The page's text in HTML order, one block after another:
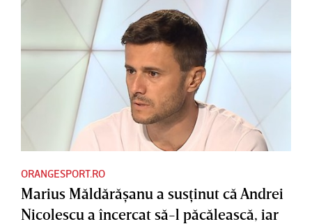
ORANGESPORT.RO
Marius Măldărăşanu a susţinut că Andrei
Nicolescu a încercat să-l păcălească, iar